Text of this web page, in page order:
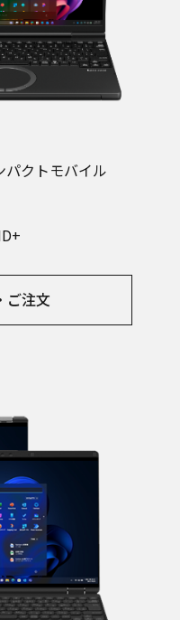
パクトモバイル
ご注文